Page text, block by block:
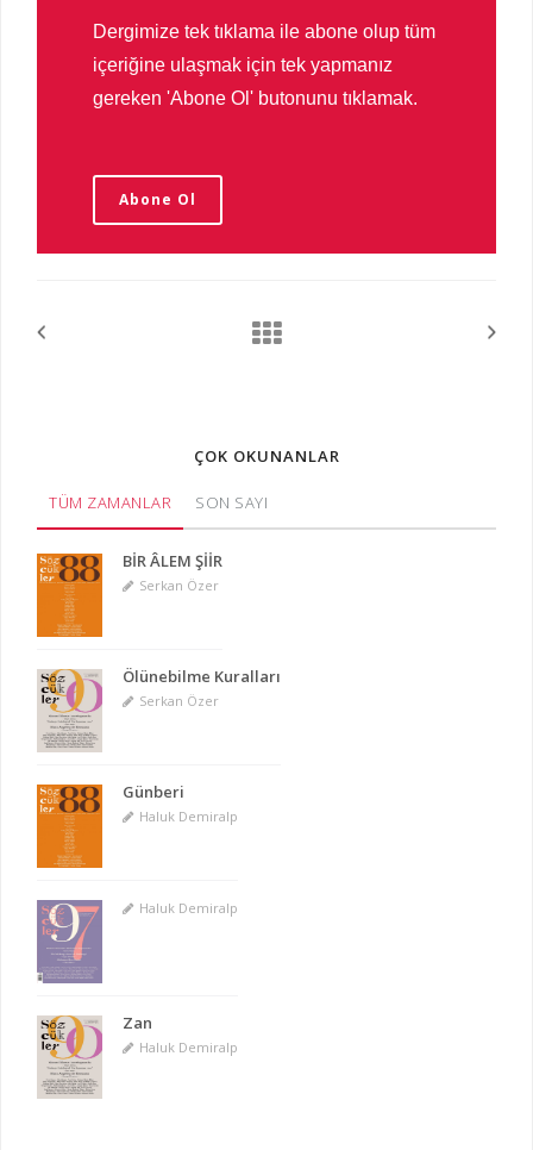
Dergimize tek tıklama ile abone olup tüm
içeriğine ulaşmak için tek yapmanız
gereken 'Abone Ol' butonunu tıklamak.
Abone Ol
ÇOK OKUNANLAR
TÜM ZAMANLAR SON SAYI
BİR ÂLEM ŞİİR
Serkan Özer
Ölünebilme Kuralları
Serkan Özer
Günberi
Haluk Demiralp
Haluk Demiralp
Zan
Haluk Demiralp